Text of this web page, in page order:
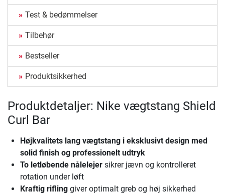
Test & bedømmelser
Tilbehør
Bestseller
Produktsikkerhed
Produktdetaljer: Nike vægtstang Shield
Curl Bar
Højkvalitets lang vægtstang i eksklusivt design med
solid finish og professionelt udtryk
To letløbende nålelejer sikrer jævn og kontrolleret
rotation under løft
Kraftig rifling giver optimalt greb og høj sikkerhed